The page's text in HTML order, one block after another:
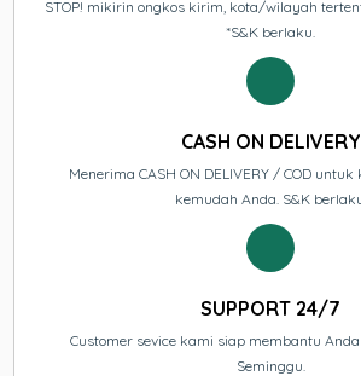
STOP! mikirin ongkos kirim, kota/wilayah
*S&K berlaku.
CASH ON DELIVERY
Menerima CASH ON DELIVERY / COD
kemudah Anda. S&K
SUPPORT 24/7
Customer sevice kami siap membantu Anda
Seminggu.